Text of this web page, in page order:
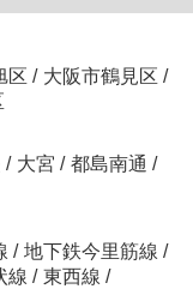
区 / 大阪市鶴見区 /
/ 大宮 / 都島南通 /
/ 地下鉄今里筋線 /
線 / 東西線 /